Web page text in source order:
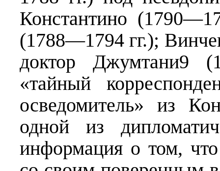
Константино
(1788—1794 гг.);
доктор Джумтани9
«тайный
осведомитель» из
одной из
информация о том, что